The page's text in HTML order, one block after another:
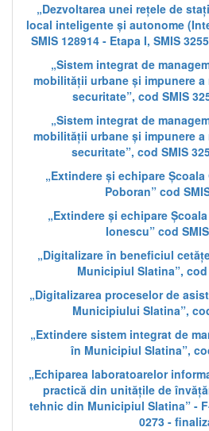
„Dezvoltarea unei rețele de
local inteligente și autonome
SMIS 128914 - Etapa I, SMIS
„Sistem integrat de
mobilității urbane și impunere
securitate”, cod SMIS
„Sistem integrat de
mobilității urbane și impunere
securitate”, cod SMIS
„Extindere și echipare
Poboran” cod
„Extindere și echipare
Ionescu” cod
„Digitalizare în beneficiul
Municipiul Slatina”, cod
„Digitalizarea proceselor de
Municipiului Slatina”,
„Extindere sistem integrat de
în Municipiul Slatina”,
„Echiparea laboratoarelor
practică din unitățile de
tehnic din Municipiul Slatina” -
0273 -